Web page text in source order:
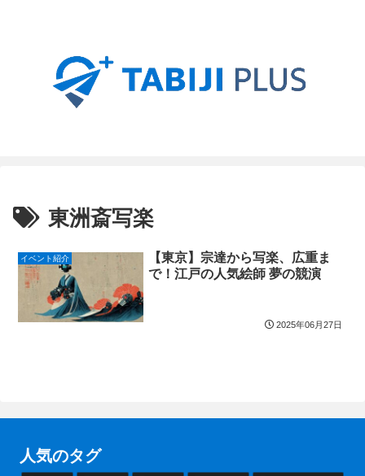
東洲斎写楽
イベント紹介
【東京】宗達から写楽、広重ま
で！江戸の人気絵師 夢の競演
2025年06月27日
人気のタグ